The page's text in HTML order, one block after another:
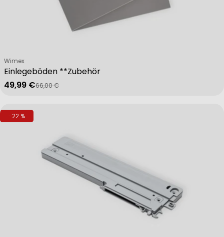
Einlegeböden **Zubehör
Verkäufer:
Wimex
Verkaufspreis
49,99 €
Regulärer Preis
66,00 €
-22 %